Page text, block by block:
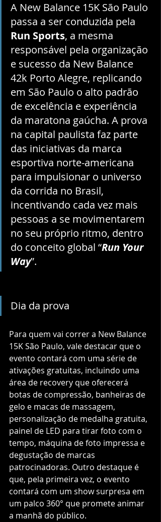
A New Balance 15K São Paulo
passa a ser conduzida pela
Run Sports, a mesma
responsável pela organização
e sucesso da New Balance
42k Porto Alegre, replicando
em São Paulo o alto padrão
de excelência e experiência
da maratona gaúcha. A prova
na capital paulista faz parte
das iniciativas da marca
esportiva norte-americana
para impulsionar o universo
da corrida no Brasil,
incentivando cada vez mais
pessoas a se movimentarem
no seu próprio ritmo, dentro
do conceito global “Run Your
Way”.
Dia da prova
Para quem vai correr a New Balance
15K São Paulo, vale destacar que o
evento contará com uma série de
ativações gratuitas, incluindo uma
área de recovery que oferecerá
botas de compressão, banheiras de
gelo e macas de massagem,
personalização de medalha gratuita,
painel de LED para tirar foto com o
tempo, máquina de foto impressa e
degustação de marcas
patrocinadoras. Outro destaque é
que, pela primeira vez, o evento
contará com um show surpresa em
um palco 360° que promete animar
a manhã do público.